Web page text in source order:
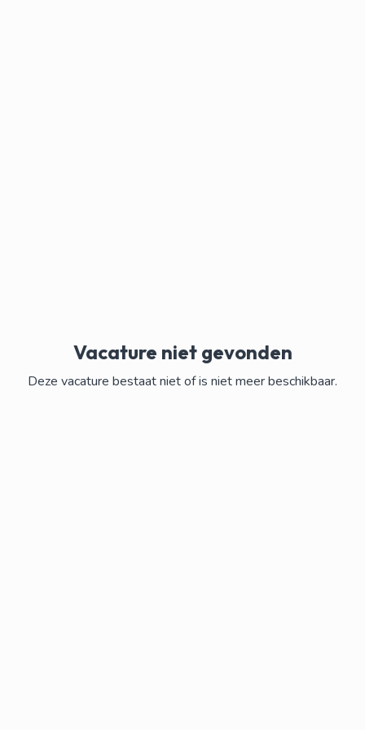
Vacature niet gevonden
Deze vacature bestaat niet of is niet meer beschikbaar.